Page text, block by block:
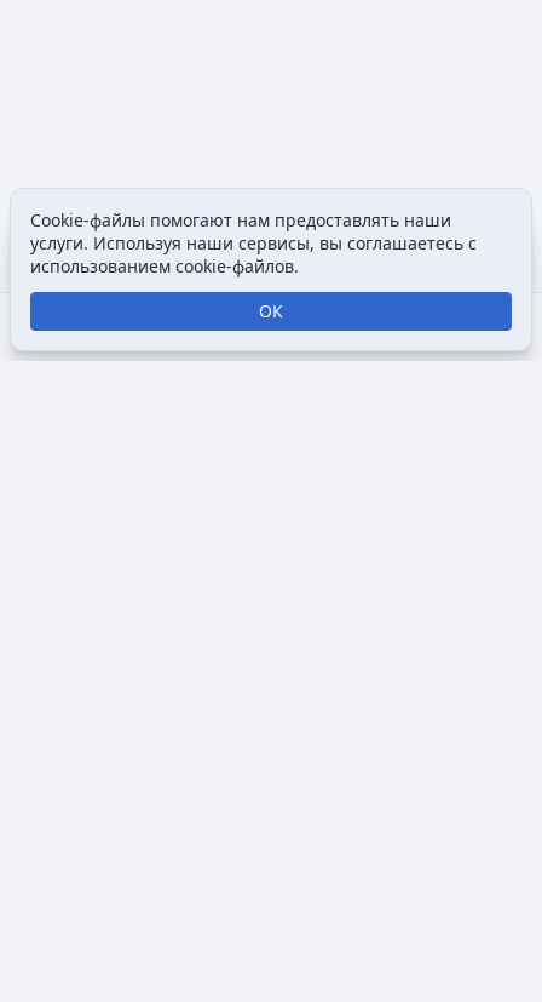
Открыть поиск
Открыть меню
Просмотры
Содержание
Cookie-файлы помогают нам предоставлять наши
услуги. Используя наши сервисы, вы соглашаетесь с
использованием cookie-файлов.
ОК